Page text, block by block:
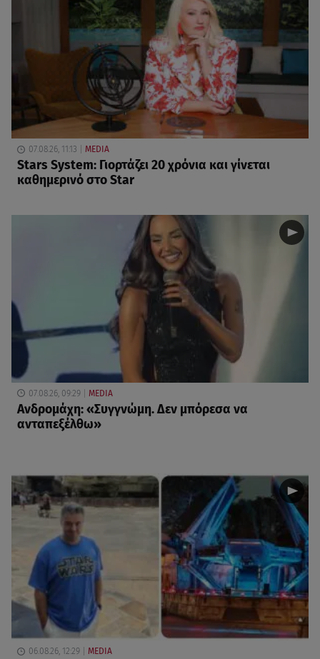
07.08.26, 11:13 MEDIA
Stars System: Γιορτάζει 20 χρόνια και γίνεται
καθημερινό στο Star
07.08.26, 09:29 MEDIA
Ανδρομάχη: «Συγγνώμη. Δεν μπόρεσα να
ανταπεξέλθω»
06.08.26, 12:29 MEDIA